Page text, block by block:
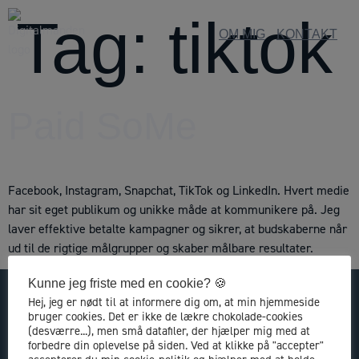
OM MIG KONTAKT
Tag: tiktok
Facebook, Instagram, Snapchat, TikTok og LinkedIn. Hvert medie
har sit eget publikum og unikke måde at kommunikere på. Jeg
laver effektive betalte kampagner og sikrer, at budskaberne når
ud til de rigtige målgrupper og skaber målbare resultater.
Kontakt
Digitalmanden
Gudrunsvej 78
Kunne jeg friste med en cookie? 🍪
Hej, jeg er nødt til at informere dig om, at min hjemmeside
bruger cookies. Det er ikke de lækre chokolade-cookies
(desværre...), men små datafiler, der hjælper mig med at
forbedre din oplevelse på siden. Ved at klikke på "accepter"